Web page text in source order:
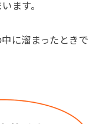
ます。
に溜まったときで